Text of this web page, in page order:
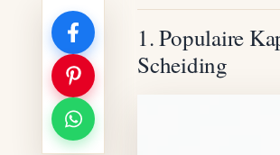
1. Populaire
Scheiding